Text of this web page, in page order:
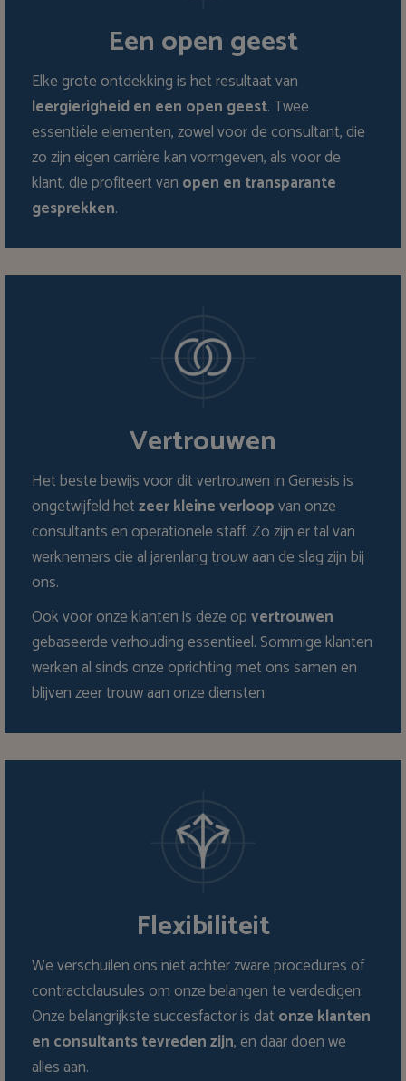
Een open geest
Elke grote ontdekking is het resultaat van
leergierigheid en een open geest. Twee
essentiële elementen, zowel voor de consultant, die
zo zijn eigen carrière kan vormgeven, als voor de
klant, die profiteert van open en transparante
gesprekken.
Vertrouwen
Het beste bewijs voor dit vertrouwen in Genesis is
ongetwijfeld hetzeer kleine verloopvan onze
consultants en operationele staff. Zo zijn er tal van
werknemers die al jarenlang trouw aan de slag zijn bij
ons.
Ook voor onze klanten is deze opvertrouwen
gebaseerde verhouding essentieel. Sommige klanten
werken al sinds onze oprichting met ons samen en
blijven zeer trouw aan onze diensten.
Flexibiliteit
We verschuilen ons niet achter zware procedures of
contractclausules om onze belangen te verdedigen.
Onze belangrijkste succesfactor is dat onze klanten
en consultants tevreden zijn, en daar doen we
alles aan.